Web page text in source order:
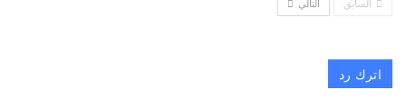
السابق التالي
اترك رد